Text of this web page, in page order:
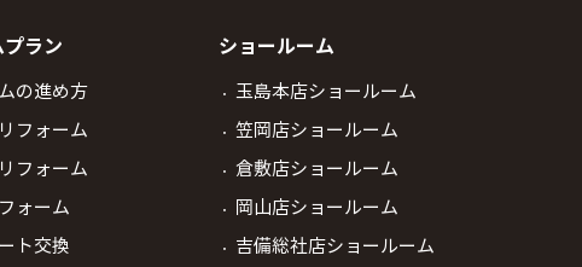
プラン
の進め方
フォーム
フォーム
ォーム
ト交換
ショールーム
玉島本店ショールーム
笠岡店ショールーム
倉敷店ショールーム
岡山店ショールーム
吉備総社店ショールーム